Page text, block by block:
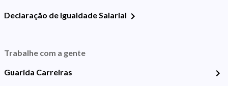
Declaração de Igualdade Salarial
Trabalhe com a gente
Guarida Carreiras